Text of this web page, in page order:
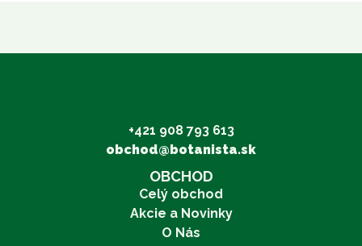
+421 908 793 613
obchod@botanista.sk
OBCHOD
Celý obchod
Akcie a Novinky
O Nás